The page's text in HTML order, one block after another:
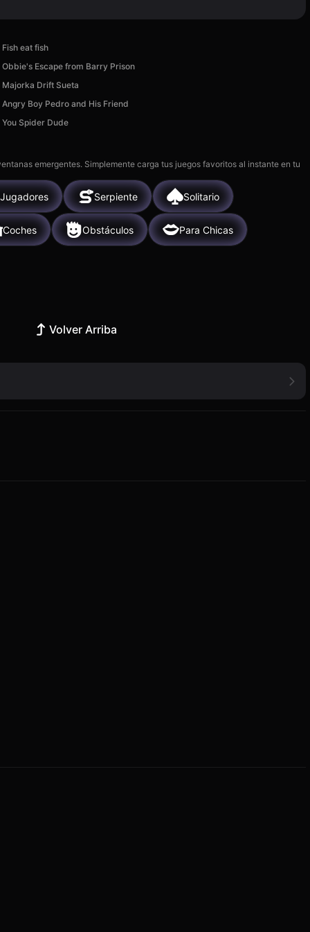
Fish eat fish
Obbie's Escape from Barry Prison
Majorka Drift Sueta
Angry Boy Pedro and His Friend
You Spider Dude
emergentes. Simplemente carga tus juegos favoritos al instante en tu
Serpiente Solitario
Coches Obstáculos Para Chicas
Volver Arriba